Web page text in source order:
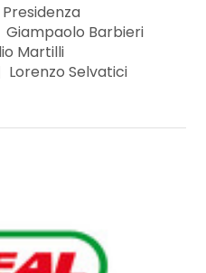
Presidenza
Giampaolo Barbieri
Martilli
Lorenzo Selvatici